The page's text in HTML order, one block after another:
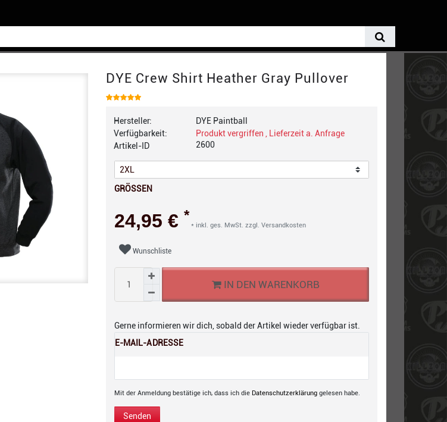
DYE Crew Shirt Heather Gray Pullover
Hersteller:
Verfügbarkeit:
Artikel-ID
DYE Paintball
Produkt vergriffen , Lieferzeit a. Anfrage
2600
GRÖSSEN
24,95 € *
* inkl. ges. MwSt. zzgl. Versandkosten
Wunschliste
IN DEN WARENKORB
Gerne informieren wir dich, sobald der Artikel wieder verfügbar ist.
E-MAIL-ADRESSE
Mit der Anmeldung bestätige ich, dass ich die Daten­schutz­erklärunggelesen habe.
Senden